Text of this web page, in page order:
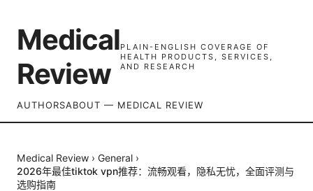
Medical
Review
PLAIN-ENGLISH COVERAGE OF
HEALTH PRODUCTS, SERVICES,
AND RESEARCH
AUTHORSABOUT — MEDICAL REVIEW
Medical Review › General ›
2026年最佳tiktok vpn推荐：流畅观看，隐私无忧，全面评测与
选购指南